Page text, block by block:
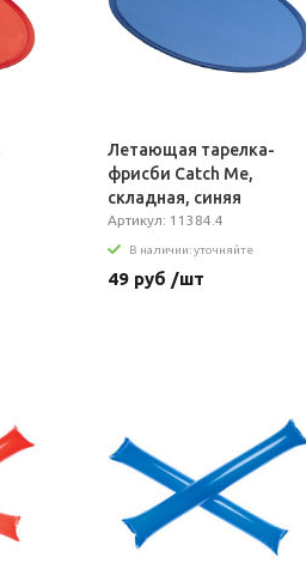
Летающая тарелка-
фрисби Catch Me,
складная, синяя
Артикул: 11384.4
В наличии: уточняйте
49 руб /шт